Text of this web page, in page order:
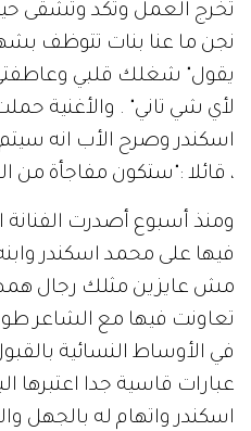
تخرج العمل وتكد وتشقى
نجن ما عنا بنات تتوظف
يقول" شغلك قلبي
لأي شي تاني" . والأغنية
اسكندر وصرح الأب انه
، قائلا :"ستكون مفاجأة من
ومنذ أسبوع أصدرت الفنانة
فيها على محمد اسكندر
مش عايزين مثلك رجال
تعاونت فيها مع الشاعر
في الأوساط النسائية
عبارات قاسية جدا
اسكندر واتهام له بالجهل